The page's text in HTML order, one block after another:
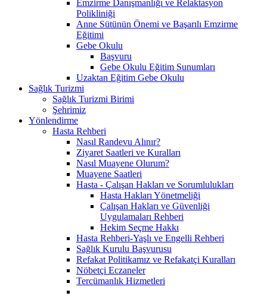
Emzirme Danışmanlığı ve Relaktasyon
Polikliniği
Anne Sütünün Önemi ve Başarılı Emzirme
Eğitimi
Gebe Okulu
Başvuru
Gebe Okulu Eğitim Sunumları
Uzaktan Eğitim Gebe Okulu
Sağlık Turizmi
Sağlık Turizmi Birimi
Şehrimiz
Yönlendirme
Hasta Rehberi
Nasıl Randevu Alınır?
Ziyaret Saatleri ve Kuralları
Nasıl Muayene Olurum?
Muayene Saatleri
Hasta - Çalışan Hakları ve Sorumlulukları
Hasta Hakları Yönetmeliği
Çalışan Hakları ve Güvenliği
Uygulamaları Rehberi
Hekim Seçme Hakkı
Hasta Rehberi-Yaşlı ve Engelli Rehberi
Sağlık Kurulu Başvurusu
Refakat Politikamız ve Refakatçi Kuralları
Nöbetçi Eczaneler
Tercümanlık Hizmetleri